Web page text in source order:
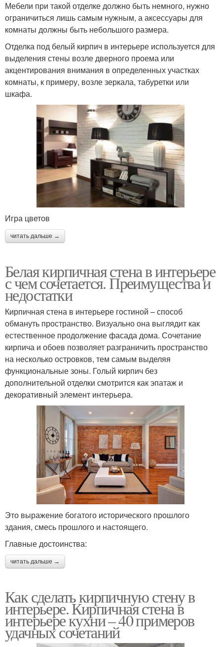
Мебели при такой отделке должно быть немного, нужно
ограничиться лишь самым нужным, а аксессуары для
комнаты должны быть небольшого размера.
Отделка под белый кирпич в интерьере используется для
выделения стены возле дверного проема или
акцентирования внимания в определенных участках
комнаты, к примеру, возле зеркала, табуретки или
шкафа.
Игра цветов
читать дальше →
Белая кирпичная стена в интерьере
с чем сочетается. Преимущества и
недостатки
Кирпичная стена в интерьере гостиной – способ
обмануть пространство. Визуально она выглядит как
естественное продолжение фасада дома. Сочетание
кирпича и обоев позволяет разграничить пространство
на несколько островков, тем самым выделяя
функциональные зоны. Голый кирпич без
дополнительной отделки смотрится как эпатаж и
декоративный элемент интерьера.
Это выражение богатого исторического прошлого
здания, смесь прошлого и настоящего.
Главные достоинства:
читать дальше →
Как сделать кирпичную стену в
интерьере. Кирпичная стена в
интерьере кухни – 40 примеров
удачных сочетаний